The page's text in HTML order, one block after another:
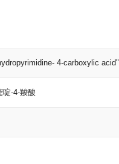
4-carboxylic acid"
啶-4-羧酸